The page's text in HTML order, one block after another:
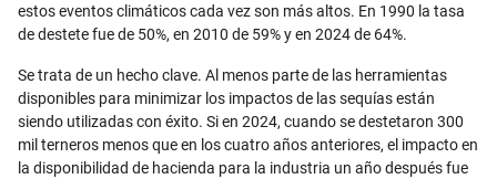
estos eventos climáticos cada vez son más altos. En 1990 la tasa
de destete fue de 50%, en 2010 de 59% y en 2024 de 64%.
Se trata de un hecho clave. Al menos parte de las herramientas
disponibles para minimizar los impactos de las sequías están
siendo utilizadas con éxito. Si en 2024, cuando se destetaron 300
mil terneros menos que en los cuatro años anteriores, el impacto en
la disponibilidad de hacienda para la industria un año después fue